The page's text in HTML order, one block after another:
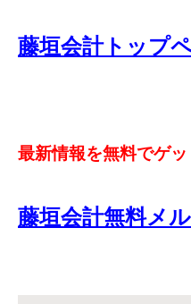
藤垣会計トップ
最新情報を無料でゲッ
藤垣会計無料メ